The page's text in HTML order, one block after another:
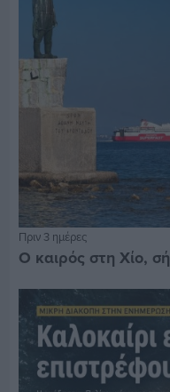
Πριν 3 ημέρες
Ο καιρός στη Χίο,